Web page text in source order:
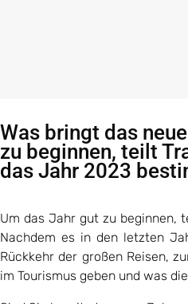
Was bringt das
zu beginnen, teilt
das Jahr 2023
Um das Jahr gut zu beginnen,
Nachdem es in den letzten
Rückkehr der großen Reisen,
im Tourismus geben und was